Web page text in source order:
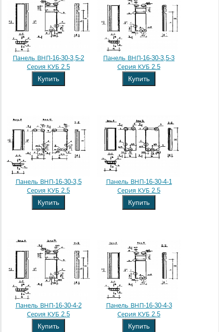
Панель ВНП-16-30-3,5-2
Серия КУБ 2.5
Купить
Панель ВНП-16-30-3,5-3
Серия КУБ 2.5
Купить
Панель ВНП-16-30-3,5
Серия КУБ 2.5
Купить
Панель ВНП-16-30-4-1
Серия КУБ 2.5
Купить
Панель ВНП-16-30-4-2
Серия КУБ 2.5
Купить
Панель ВНП-16-30-4-3
Серия КУБ 2.5
Купить